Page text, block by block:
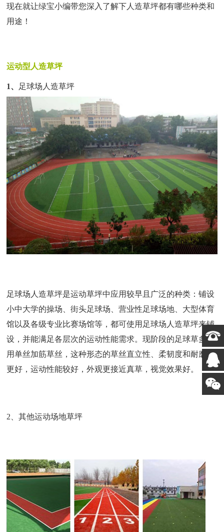
现在就让绿宝小编带您深入了解下人造草坪都有哪些种类和
用途！
运动型 人造草坪
1、 足球场人造草坪
足球场 人造草坪是运动草坪中应用较早且广泛的种类 ：铺设
小中大学的操场、街头足球场、营业性足球场地、大型体育
馆以及各级专业比赛场馆等 ，都可使用足球场人造草坪来铺
设，并能满足各层次的运动性能需求。现阶段的足球草多采
用单丝加筋草丝，这种形态的草丝直立性、柔韧度和耐磨性
更好，运动性能较好，外观更接近真草，视觉效果好。
2、其他运动场地草坪